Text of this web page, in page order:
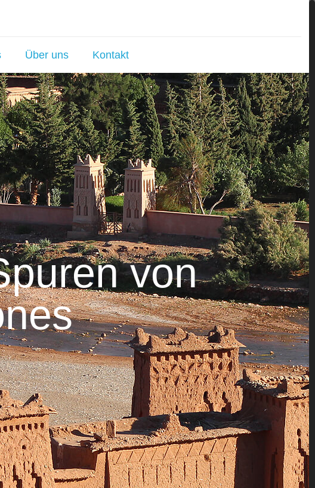
Über uns Kontakt
von